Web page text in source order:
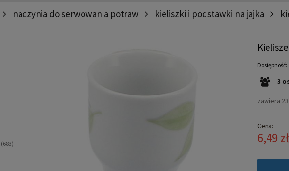
naczynia do serwowania potraw kieliszki i podstawki na jajka
(683)
Dostępność:
3
zawiera
Cena:
6,49 zł